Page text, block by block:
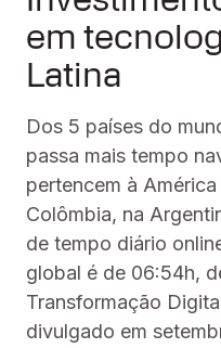
em
Latina
Dos 5 países do
passa mais tempo
pertencem à
Colômbia, na
de tempo diário
global é de 06:54h,
Transformação
divulgado em